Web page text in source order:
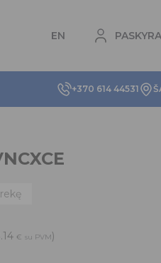
EN PASKYRA
+370 614 44531
€ su PVM)